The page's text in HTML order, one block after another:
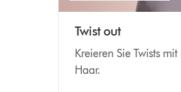
Twist out
Kreieren Sie Twists
Haar.